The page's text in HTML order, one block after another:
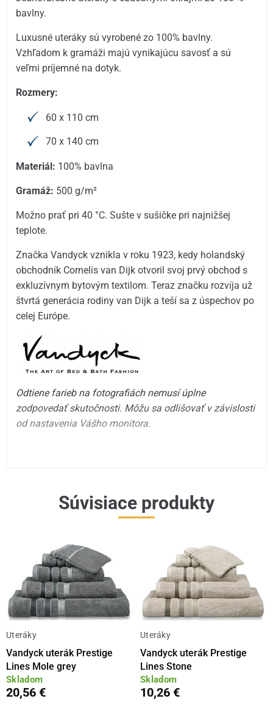
bavlny.
Luxusné uteráky sú vyrobené zo 100% bavlny.
Vzhľadom k gramáži majú vynikajúcu savosť a sú
veľmi príjemné na dotyk.
Rozmery:
60 x 110 cm
70 x 140 cm
Materiál: 100% bavlna
Gramáž: 500 g/m²
Možno prať pri 40 °C. Sušte v sušičke pri najnižšej
teplote.
Značka Vandyck vznikla v roku 1923, kedy holandský
obchodník Cornelis van Dijk otvoril svoj prvý obchod s
exkluzívnym bytovým textilom. Teraz značku rozvíja už
štvrtá generácia rodiny van Dijk a teší sa z úspechov po
celej Európe.
Odtiene farieb na fotografiách nemusí úplne
zodpovedať skutočnosti. Môžu sa odlišovať v závislosti
od nastavenia Vášho monitora.
Súvisiace produkty
Uteráky
Vandyck uterák Prestige
Lines Mole grey
Skladom
20,56 €
Uteráky
Vandyck uterák Prestige
Lines Stone
Skladom
10,26 €